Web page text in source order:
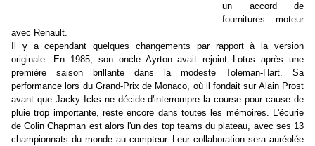
un accord de
fournitures moteur
avec Renault.
Il y a cependant quelques changements par rapport à la version
originale. En 1985, son oncle Ayrton avait rejoint Lotus après une
première saison brillante dans la modeste Toleman-Hart. Sa
performance lors du Grand-Prix de Monaco, où il fondait sur Alain Prost
avant que Jacky Icks ne décide d'interrompre la course pour cause de
pluie trop importante, reste encore dans toutes les mémoires. L'écurie
de Colin Chapman est alors l'un des top teams du plateau, avec ses 13
championnats du monde au compteur. Leur collaboration sera auréolée